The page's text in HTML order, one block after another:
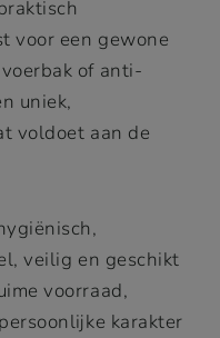
voor een gewone
of anti-
uniek,
voldoet aan de
veilig en geschikt
voorraad,
karakter